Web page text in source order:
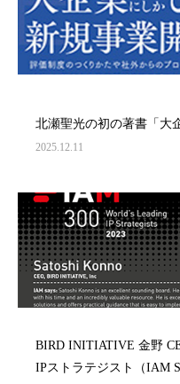
北瀬聖光の初の著書「大
2025.12.11
BIRD INITIATIVE 金野
IPストラテジスト（IAM